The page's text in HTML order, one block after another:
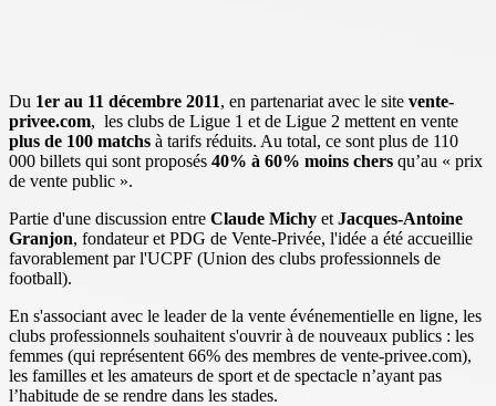
Du 1er au 11 décembre 2011, en partenariat avec le site vente-
privee.com, les clubs de Ligue 1 et de Ligue 2 mettent en vente
plus de 100 matchs à tarifs réduits. Au total, ce sont plus de 110
000 billets qui sont proposés 40% à 60% moins chers qu’au « prix
de vente public ».
Partie d'une discussion entre Claude Michy et Jacques-Antoine
Granjon, fondateur et PDG de Vente-Privée, l'idée a été accueillie
favorablement par l'UCPF (Union des clubs professionnels de
football).
En s'associant avec le leader de la vente événementielle en ligne, les
clubs professionnels souhaitent s'ouvrir à de nouveaux publics : les
femmes (qui représentent 66% des membres de vente-privee.com),
les familles et les amateurs de sport et de spectacle n’ayant pas
l’habitude de se rendre dans les stades.